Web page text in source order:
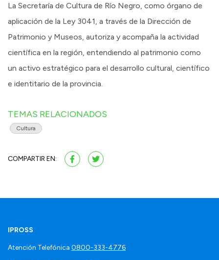
La Secretaría de Cultura de Río Negro, como órgano de
aplicación de la Ley 3041, a través de la Dirección de
Patrimonio y Museos, autoriza y acompaña la actividad
científica en la región, entendiendo al patrimonio como
un activo estratégico para el desarrollo cultural, científico
e identitario de la provincia.
TEMAS RELACIONADOS
Cultura
COMPARTIR EN:
IPROSS
Atención Telefónica 0800-333-4776